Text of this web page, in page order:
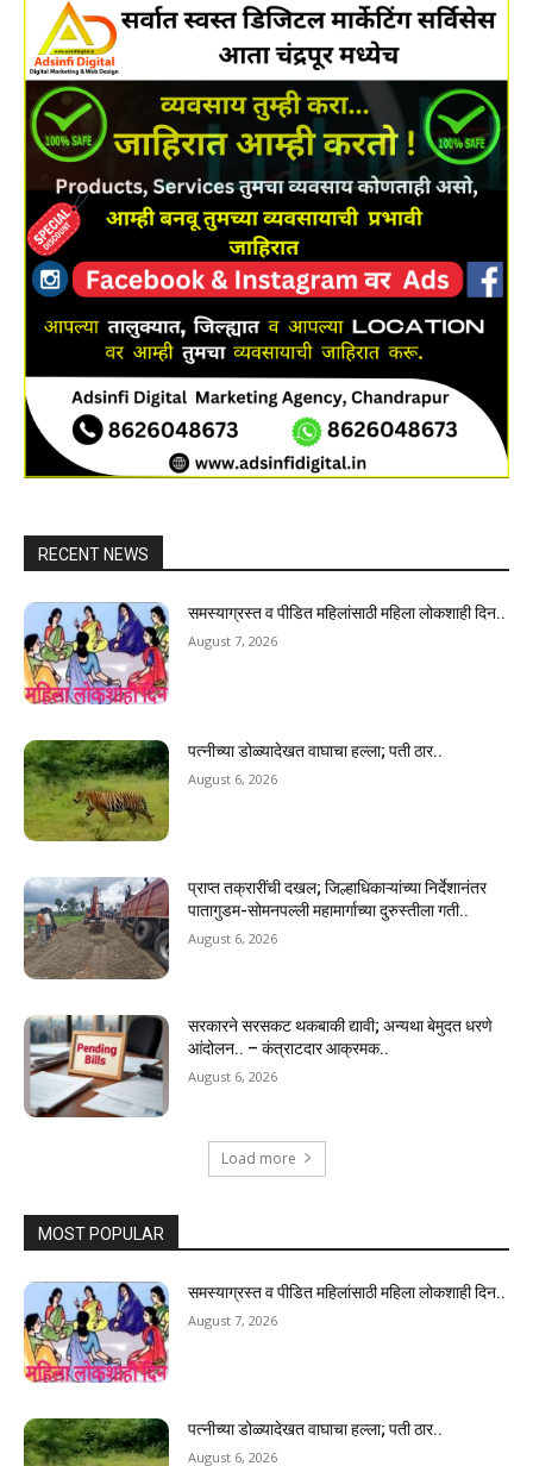
RECENT NEWS
समस्याग्रस्त व पीडित महिलांसाठी महिला लोकशाही दिन..
August 7, 2026
पत्नीच्या डोळ्यादेखत वाघाचा हल्ला; पती ठार..
August 6, 2026
प्राप्त तक्रारींची दखल; जिल्हाधिकाऱ्यांच्या निर्देशानंतर
पातागुडम-सोमनपल्ली महामार्गाच्या दुरुस्तीला गती..
August 6, 2026
सरकारने सरसकट थकबाकी द्यावी; अन्यथा बेमुदत धरणे
आंदोलन.. – कंत्राटदार आक्रमक..
August 6, 2026
Load more
MOST POPULAR
समस्याग्रस्त व पीडित महिलांसाठी महिला लोकशाही दिन..
August 7, 2026
पत्नीच्या डोळ्यादेखत वाघाचा हल्ला; पती ठार..
August 6, 2026